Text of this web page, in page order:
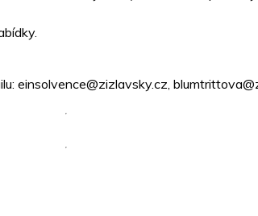
einsolvence@zizlavsky.cz,